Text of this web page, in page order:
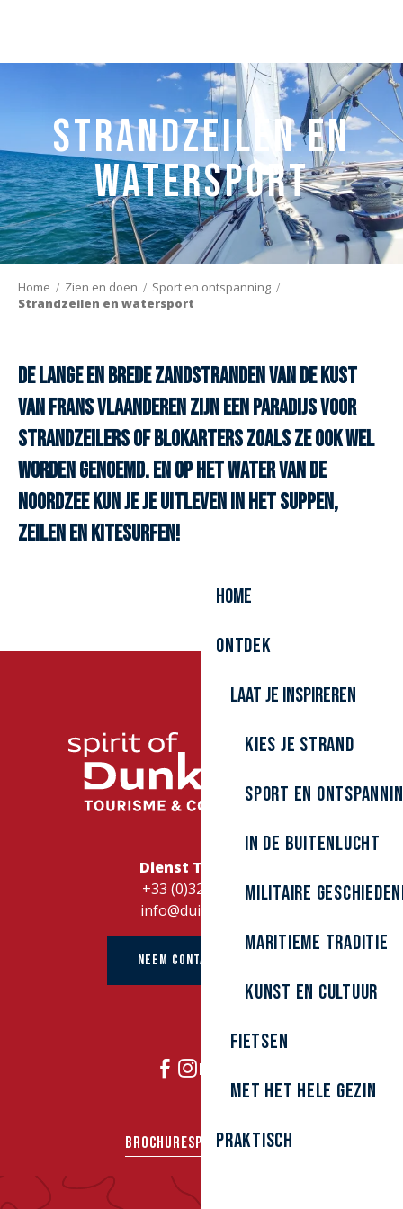
Home
Ontdek
Laat je inspireren
Kies je strand
Sport en
In de buitenlucht
Militaire
Maritieme traditie
kunst en cultuur
Fietsen
Met het hele gezin
Praktisch
Strandzeilen en
watersport
Home Zien en doen
Sport en ontspanning
Strandzeilen en watersport
De lange en brede zandstranden van de kust
van Frans Vlaanderen zijn een paradijs voor
strandzeilers of blokarters zoals ze ook wel
worden genoemd. En op het water van de
noordzee kun je je uitleven in het suppen,
zeilen en kitesurfen!
Activités nautiques - Base du Clos Fleuri
École de croisière des Dunes de Flandre
Activités nautiques - Base de la Licorne
Blokarten in Duinkerken
Oxizen cours d'aqua-sirène
Dienst Toerisme
+33 (0)328262728
info@duinkerke.fr
NEEM CONTACT OP MET
DOE MEE
BROCHURESPERSGROEPEN